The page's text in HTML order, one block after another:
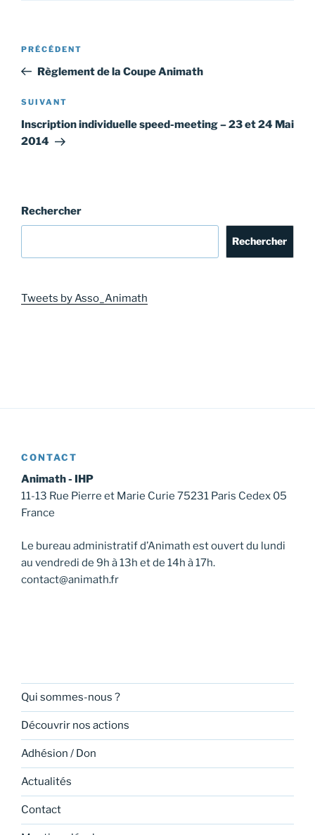
Navigation
l’article
Article
précédent
PRÉCÉDENT
Règlement de la Coupe Animath
Article
suivant
SUIVANT
Inscription individuelle speed-meeting – 23 et 24 Mai
2014
Rechercher
Rechercher
Tweets by Asso_Animath
CONTACT
Animath - IHP
11-13 Rue Pierre et Marie Curie 75231 Paris Cedex 05
France
Le bureau administratif d’Animath est ouvert du lundi
au vendredi de 9h à 13h et de 14h à 17h.
contact@animath.fr
Qui sommes-nous ?
Découvrir nos actions
Adhésion / Don
Actualités
Contact